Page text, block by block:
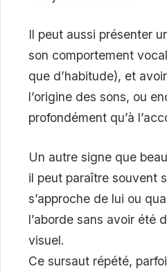
Il peut aussi présenter
son comportement
que d’habitude), et
l’origine des sons, ou
profondément qu’à
Un autre signe que
il peut paraître souvent
s’approche de lui ou
l’aborde sans avoir été
visuel.
Ce sursaut répété,